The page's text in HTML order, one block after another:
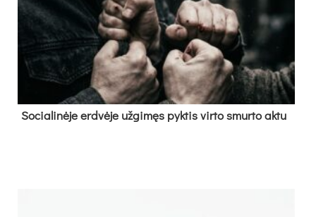
So­cia­li­nė­je erd­vė­je už­gi­męs pyk­tis vir­to smur­to ak­tu